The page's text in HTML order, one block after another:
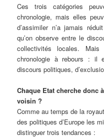
Ces trois catégories
chronologie, mais elles
d’assimiler n’a jamais
qu’on observe entre le
collectivités locales.
chronologie à rebours : il
discours politiques,
Chaque Etat cherche donc
voisin ?
Comme au temps de la
des politiques d’Europe les
distinguer trois tendances :